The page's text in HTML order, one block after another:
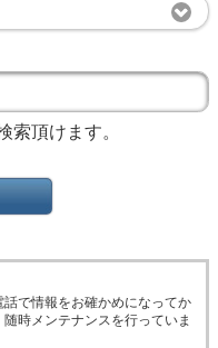
頂けます。
で情報をお確かめになってか
時メンテナンスを行っていま